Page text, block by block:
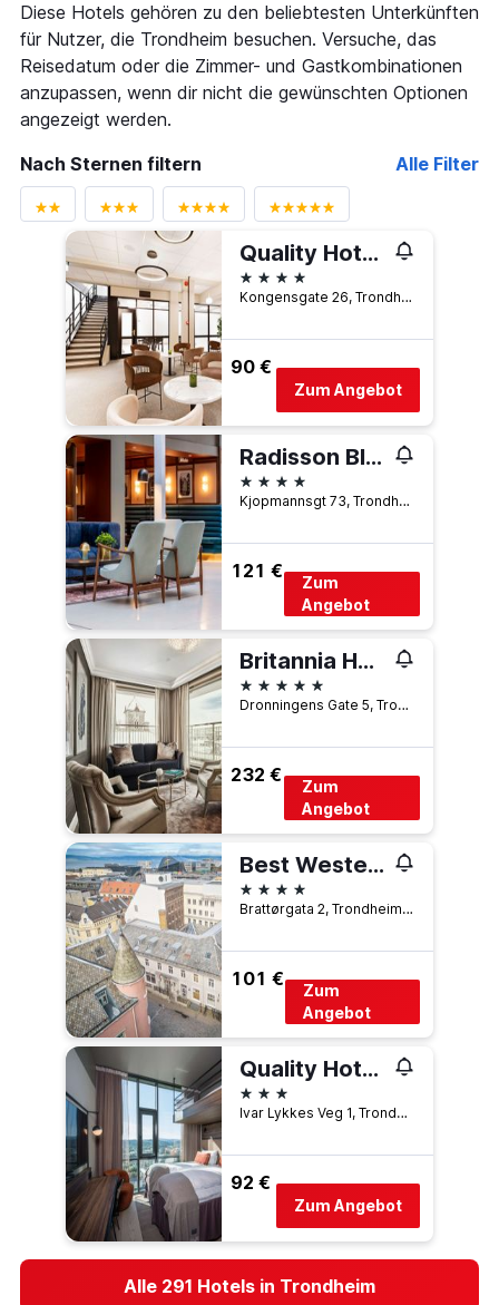
Diese Hotels gehören zu den beliebtesten Unterkünften
für Nutzer, die Trondheim besuchen. Versuche, das
Reisedatum oder die Zimmer- und Gastkombinationen
anzupassen, wenn dir nicht die gewünschten Optionen
angezeigt werden.
Nach Sternen filtern
Alle Filter
Quality Hotel Augustin
4 Sterne
Kongensgate 26, Trondheim, Süd-Trøndelag, Norwegen
90 €
Zum Angebot
Radisson Blu Royal Garden Hotel, Trondheim
4 Sterne
Kjopmannsgt 73, Trondheim, Süd-Trøndelag, Norwegen
121 €
Zum
Angebot
Britannia Hotel
5 Sterne
Dronningens Gate 5, Trondheim, Süd-Trøndelag, Norwegen
232 €
Zum
Angebot
Best Western Plus Hotel Bakeriet
4 Sterne
Brattørgata 2, Trondheim, Süd-Trøndelag, Norwegen
101 €
Zum
Angebot
Quality Hotel Panorama
3 Sterne
Ivar Lykkes Veg 1, Trondheim, Süd-Trøndelag, Norwegen
92 €
Zum Angebot
Alle 291 Hotels in Trondheim